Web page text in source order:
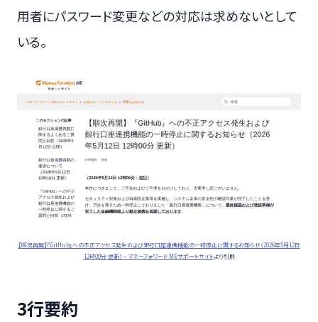
用者にパスワード変更などの対応は求めないとして
いる。
【順次再開】『GitHub』への不正アクセス発生および銀行口座連携機能の一時停止に関するお知らせ（2026年5月12日
12時00分 更新） – マネーフォワード MEサポートサイトより引用
3行要約